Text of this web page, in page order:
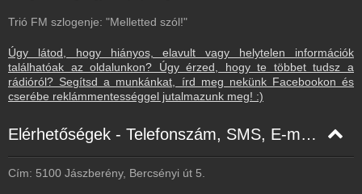
Trió FM szlogenje: "Melletted szól!"
Úgy látod, hogy hiányos, elavult vagy helytelen információk
találhatóak az oldalunkon? Úgy érzed, hogy te többet tudsz a
rádióról? Segítsd a munkánkat, írd meg nekünk Facebookon és
cserébe reklámmentességgel jutalmazunk meg! :)
Elérhetőségek - Telefonszám, SMS, E-mail, Facebook
Cím: 5100 Jászberény, Bercsényi út 5.